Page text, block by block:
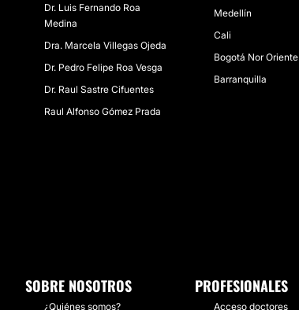
Dr. Luis Fernando Roa
Medina
Dra. Marcela Villegas Ojeda
Dr. Pedro Felipe Roa Vesga
Dr. Raul Sastre Cifuentes
Raul Alfonso Gómez Prada
Medellín
Cali
Bogotá Nor Oriente
Barranquilla
SOBRE NOSOTROS
¿Quiénes somos?
PROFESIONALES
Acceso doctores